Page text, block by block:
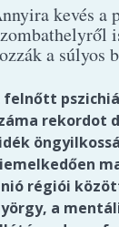
kevés a
a súlyos
felnőtt
rekordot
régiói
a